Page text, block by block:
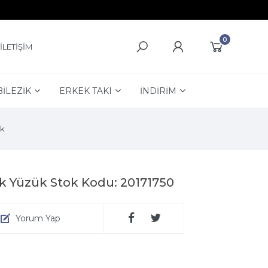
İLETİŞİM
0
ERKEK TAKI İNDİRİM
Yüzük Stok Kodu: 20171750
Yorum Yap